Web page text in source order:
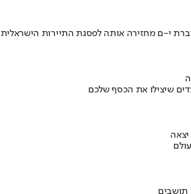
י-ם מחזירה אותה לפסגת התיירות הישראלית
שיצילו את הכסף שלכם